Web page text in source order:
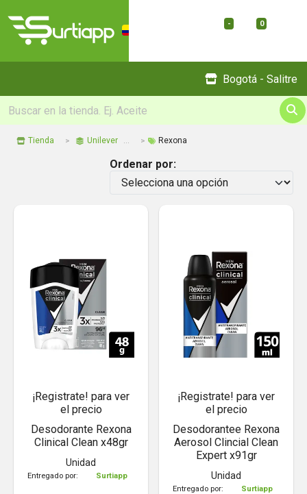
- 0
Bogotá - Salitre
Tienda Unilever Rexona
Ordenar por:
¡Registrate! para ver
el precio
Desodorante Rexona
Clinical Clean x48gr
Unidad
Entregado por: Surtiapp
¡Registrate! para ver
el precio
Desodorantee Rexona
Aerosol Clincial Clean
Expert x91gr
Unidad
Entregado por: Surtiapp